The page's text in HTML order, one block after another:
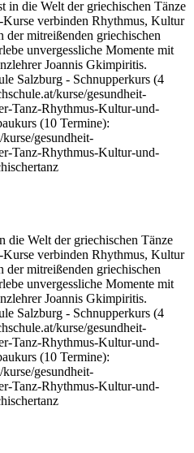
Welt der griechischen Tänze
verbinden Rhythmus, Kultur
mitreißenden griechischen
unvergessliche Momente mit
Joannis Gkimpiritis.
Salzburg - Schnupperkurs (4
kurse/gesundheit-
Tanz-Rhythmus-Kultur-und-
(10 Termine):
gesundheit-
Tanz-Rhythmus-Kultur-und-